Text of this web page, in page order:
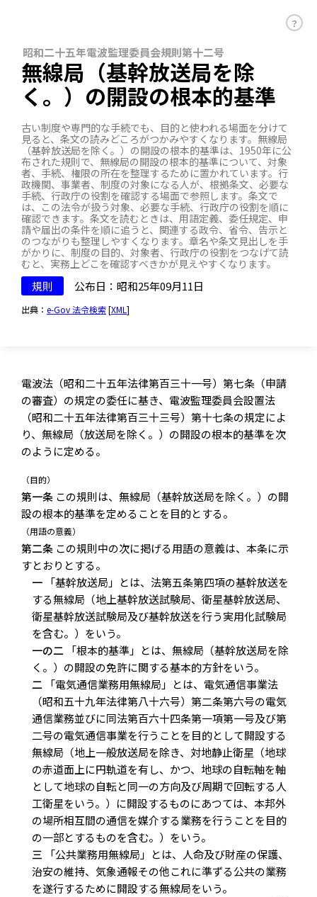
昭和二十五年電波監理委員会規則第十二号
無線局（基幹放送局を除
く。）の開設の根本的基準
古い制度や専門的な手続でも、目的と使われる場面を分けて
見ると、条文の読みどころがつかみやすくなります。無線局
（基幹放送局を除く。）の開設の根本的基準は、1950年に公
布された規則で、無線局の開設の根本的基準について、対象
者、手続、権限の所在を整理するために置かれています。行
政機関、事業者、制度の対象になる人が、根拠条文、必要な
手続、行政庁の役割を確認する場面で参照します。条文で
は、この法令が扱う対象、必要な手続、行政庁の役割を順に
確認できます。条文を読むときは、用語定義、委任規定、申
請や届出の条件を順に追うと、関連する政令、省令、告示と
のつながりも整理しやすくなります。章名や条文見出しを手
がかりに、制度の目的、対象者、行政庁の役割をつなげて読
むと、実務上どこを確認すべきかが見えやすくなります。
規則 公布日：昭和25年09月11日
出典： e-Gov 法令検索[XML ]
電波法（昭和二十五年法律第百三十一号）第七条（申請
の審査）の規定の委任に基き、電波監理委員会設置法
（昭和二十五年法律第百三十三号）第十七条の規定によ
り、無線局（放送局を除く。）の開設の根本的基準を次
のように定める。
（目的）
第一条 この規則は、無線局（基幹放送局を除く。）の開
設の根本的基準を定めることを目的とする。
（用語の意義）
第二条 この規則中の次に掲げる用語の意義は、本条に示
すとおりとする。
一 「基幹放送局」とは、法第五条第四項の基幹放送を
する無線局（地上基幹放送試験局、衛星基幹放送局、
衛星基幹放送試験局及び基幹放送を行う実用化試験局
を含む。）をいう。
一の二 「根本的基準」とは、無線局（基幹放送局を除
く。）の開設の免許に関する基本的方針をいう。
二 「電気通信業務用無線局」とは、電気通信事業法
（昭和五十九年法律第八十六号）第二条第六号の電気
通信業務並びに同法第百六十四条第一項第一号及び第
二号の電気通信事業を行うことを目的として開設する
無線局（地上一般放送局を除き、対地静止衛星（地球
の赤道面上に円軌道を有し、かつ、地球の自転軸を軸
として地球の自転と同一の方向及び周期で回転する人
工衛星をいう。）に開設するものにあつては、本邦外
の場所相互間の通信を媒介する業務を行うことを目的
の一部とするものを含む。）をいう。
三 「公共業務用無線局」とは、人命及び財産の保護、
治安の維持、気象通報その他これに準ずる公共の業務
を遂行するために開設する無線局をいう。
？